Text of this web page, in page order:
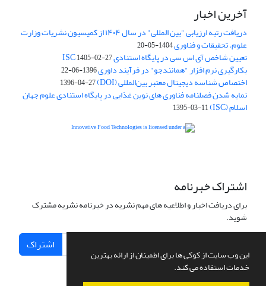
این وب سایت از کوکی ها برای اطمینان از ارائه بهترین
خدمات استفاده می کند.
آخرین اخبار
دریافت رتبه ارزیابی "بین المللی" در سال ۱۴۰۴ از کمیسیون نشریات وزارت
علوم، تحقیقات و فناوری1404-05-20
تعیین شاخص آی اس سی در پایگاه استنادی ISC1405-02-27
بکارگیری نرم افزار "همانندجو" در فرآیند داوری1396-06-22
اختصاص شناسه دیجیتال معتبر بین‌المللی (DOI) 1396-04-27
نمایه شدن فصلنامه فناوری های نوین غذایی در پایگاه استنادی علوم جهان
اسلام (ISC) 1395-03-11
اشتراک خبرنامه
برای دریافت اخبار و اطلاعیه های مهم نشریه در خبرنامه نشریه مشترک
شوید.
اشتراک